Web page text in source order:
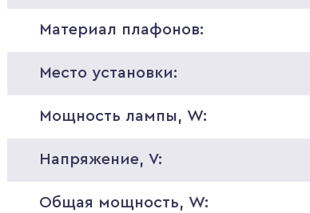
Материал плафонов:
Место установки:
Мощность лампы, W:
Напряжение, V:
Общая мощность, W: